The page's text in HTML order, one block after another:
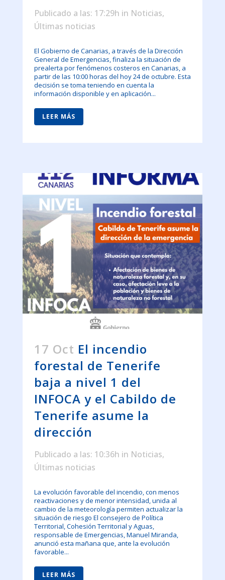
Publicado a las: 17:29h in Noticias,
Últimas noticias
El Gobierno de Canarias, a través de la Dirección
General de Emergencias, finaliza la situación de
prealerta por fenómenos costeros en Canarias, a
partir de las 10:00 horas del hoy 24 de octubre. Esta
decisión se toma teniendo en cuenta la
información disponible y en aplicación...
LEER MÁS
17 Oct El incendio
forestal de Tenerife
baja a nivel 1 del
INFOCA y el Cabildo de
Tenerife asume la
dirección
Publicado a las: 10:36h in Noticias,
Últimas noticias
La evolución favorable del incendio, con menos
reactivaciones y de menor intensidad, unida al
cambio de la meteorología permiten actualizar la
situación de riesgo El consejero de Política
Territorial, Cohesión Territorial y Aguas,
responsable de Emergencias, Manuel Miranda,
anunció esta mañana que, ante la evolución
favorable...
LEER MÁS